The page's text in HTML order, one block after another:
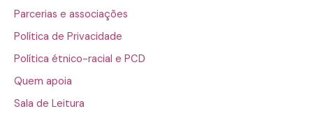
Parcerias e associações
Política de Privacidade
Política étnico-racial e PCD
Quem apoia
Sala de Leitura